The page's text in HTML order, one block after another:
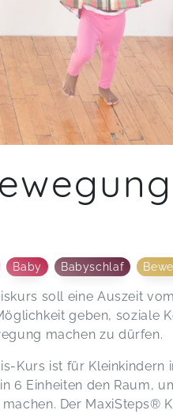
Baby Babyschlaf
soll eine Auszeit
geben, soziale
machen zu dürfen.
Kurs ist für Kleinkindern
6 Einheiten den Raum,
Der MaxiSteps®